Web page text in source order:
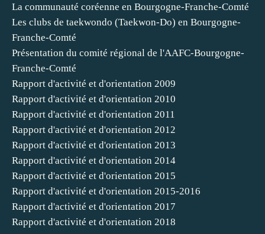
La communauté coréenne en Bourgogne-Franche-Comté
Les clubs de taekwondo (Taekwon-Do) en Bourgogne-
Franche-Comté
Présentation du comité régional de l'AAFC-Bourgogne-
Franche-Comté
Rapport d'activité et d'orientation 2009
Rapport d'activité et d'orientation 2010
Rapport d'activité et d'orientation 2011
Rapport d'activité et d'orientation 2012
Rapport d'activité et d'orientation 2013
Rapport d'activité et d'orientation 2014
Rapport d'activité et d'orientation 2015
Rapport d'activité et d'orientation 2015-2016
Rapport d'activité et d'orientation 2017
Rapport d'activité et d'orientation 2018